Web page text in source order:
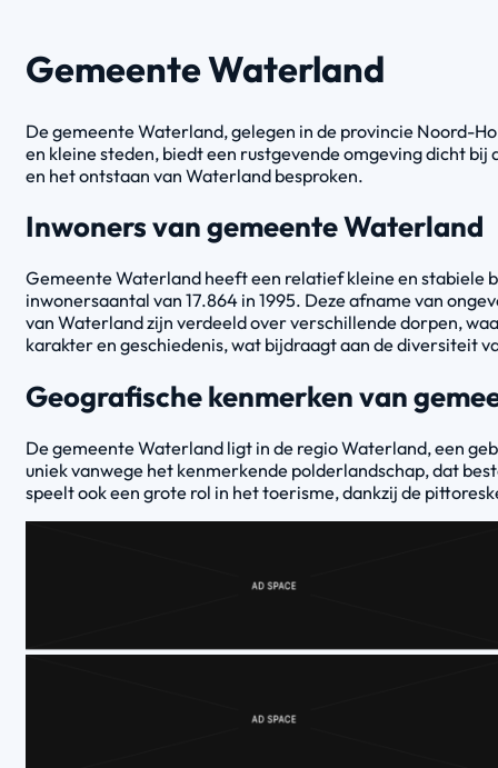
Gemeente Waterland
De gemeente Waterland, gelegen in de provincie Noord-
en kleine steden, biedt een rustgevende omgeving dicht
en het ontstaan van Waterland besproken.
Inwoners van gemeente Waterland
Gemeente Waterland heeft een relatief kleine en stabiele
inwonersaantal van 17.864 in 1995. Deze afname van
van Waterland zijn verdeeld over verschillende dorpen,
karakter en geschiedenis, wat bijdraagt aan de diversiteit
Geografische kenmerken van
De gemeente Waterland ligt in de regio Waterland, een
uniek vanwege het kenmerkende polderlandschap, dat
speelt ook een grote rol in het toerisme, dankzij de